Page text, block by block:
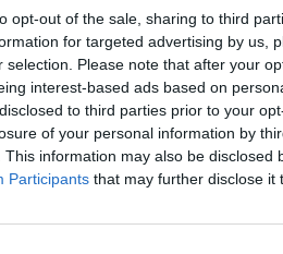
opt-out of the sale, sharing to third
for targeted advertising by us,
selection. Please note that after your
interest-based ads based on
to third parties prior to your
of your personal information by
This information may also be disclosed
Participants that may further disclose it
Kino 2025
teilnehmen oder eigene